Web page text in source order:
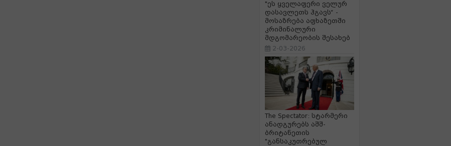
"ეს ყველაფერი ველურ
დასავლეთს ჰგავს“ -
მოსაზრება აფხაზეთში
კრიმინალური
მდგომარეობის შესახებ
2-03-2026
The Spectator: სტარმერი
ანადგურებს აშშ-
ბრიტანეთის
"განსაკუთრებულ